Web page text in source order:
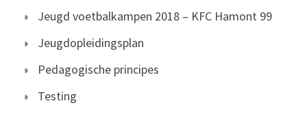
Jeugd voetbalkampen 2018 – KFC Hamont 99
Jeugdopleidingsplan
Pedagogische principes
Testing